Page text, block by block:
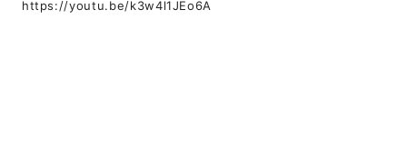
https://youtu.be/k3w4l1JEo6A